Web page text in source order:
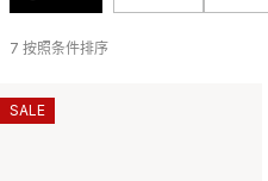
7 按照条件排序
SALE